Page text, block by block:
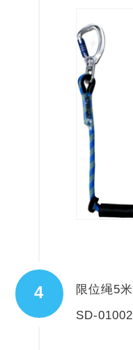
4 限位绳5米
SD-01002